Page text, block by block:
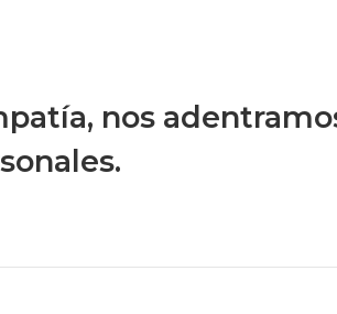
nos